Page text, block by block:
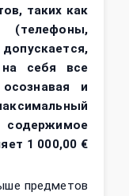
таких как
(телефоны,
на себя все
и
1 000,00 €
предметов